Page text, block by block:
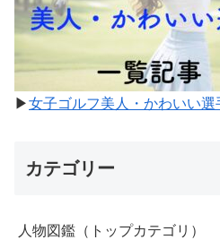
▶女子ゴルフ美人・かわいい選
カテゴリー
人物図鑑（トップカテゴリ）